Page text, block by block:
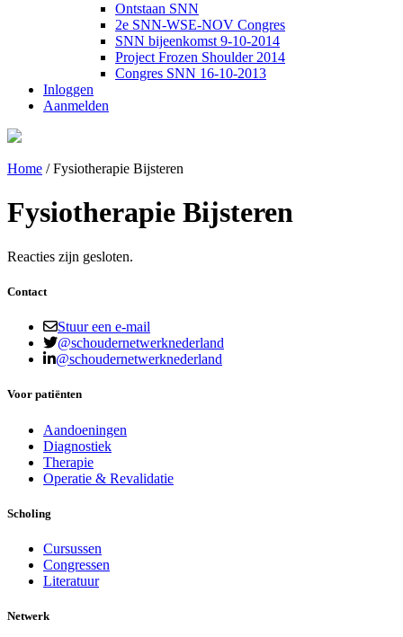
Ontstaan SNN
2e SNN-WSE-NOV Congres
SNN bijeenkomst 9-10-2014
Project Frozen Shoulder 2014
Congres SNN 16-10-2013
Inloggen
Aanmelden
Home /Fysiotherapie Bijsteren
Fysiotherapie Bijsteren
Reacties zijn gesloten.
Contact
Stuur een e-mail
@schoudernetwerknederland
@schoudernetwerknederland
Voor patiënten
Aandoeningen
Diagnostiek
Therapie
Operatie & Revalidatie
Scholing
Cursussen
Congressen
Literatuur
Netwerk